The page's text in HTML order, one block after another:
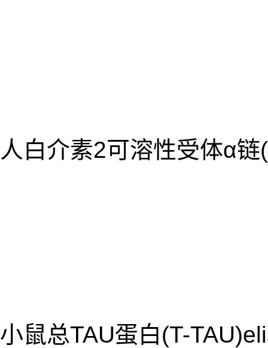
人白介素2可溶性受体α
小鼠总TAU蛋白(T-